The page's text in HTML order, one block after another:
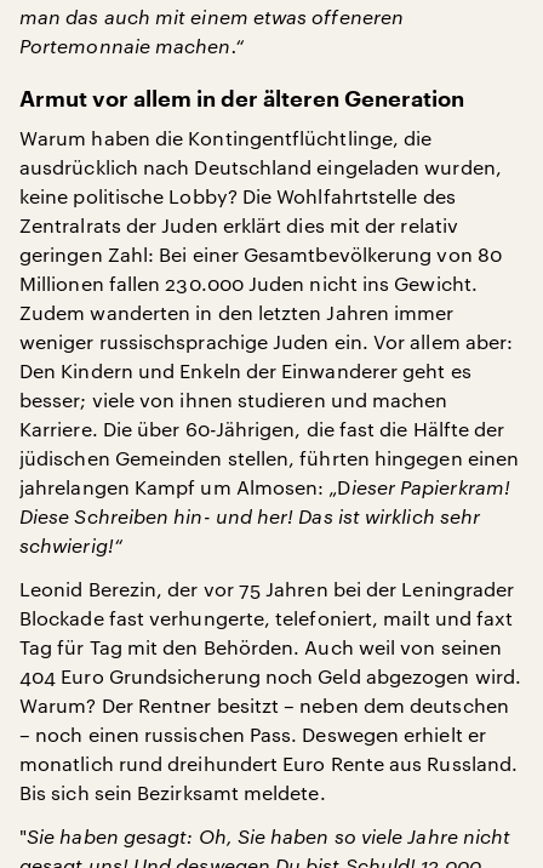
man das auch mit einem etwas offeneren
Portemonnaie machen.“
Armut vor allem in der älteren Generation
Warum haben die Kontingentflüchtlinge, die
ausdrücklich nach Deutschland eingeladen wurden,
keine politische Lobby? Die Wohlfahrtstelle des
Zentralrats der Juden erklärt dies mit der relativ
geringen Zahl: Bei einer Gesamtbevölkerung von 80
Millionen fallen 230.000 Juden nicht ins Gewicht.
Zudem wanderten in den letzten Jahren immer
weniger russischsprachige Juden ein. Vor allem aber:
Den Kindern und Enkeln der Einwanderer geht es
besser; viele von ihnen studieren und machen
Karriere. Die über 60-Jährigen, die fast die Hälfte der
jüdischen Gemeinden stellen, führten hingegen einen
jahrelangen Kampf um Almosen: „Dieser Papierkram!
Diese Schreiben hin- und her! Das ist wirklich sehr
schwierig!“
Leonid Berezin, der vor 75 Jahren bei der Leningrader
Blockade fast verhungerte, telefoniert, mailt und faxt
Tag für Tag mit den Behörden. Auch weil von seinen
404 Euro Grundsicherung noch Geld abgezogen wird.
Warum? Der Rentner besitzt – neben dem deutschen
– noch einen russischen Pass. Deswegen erhielt er
monatlich rund dreihundert Euro Rente aus Russland.
Bis sich sein Bezirksamt meldete.
"Sie haben gesagt: Oh, Sie haben so viele Jahre nicht